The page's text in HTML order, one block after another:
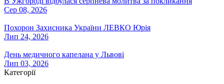
Сер 08, 2026
Похорон Захисника України ЛЕВКО Юрія
Лип 24, 2026
День медичного капелана у Львові
Лип 03, 2026
Категорії